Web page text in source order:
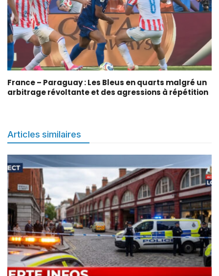
France – Paraguay : Les Bleus en quarts malgré un
arbitrage révoltante et des agressions à répétition
Articles similaires